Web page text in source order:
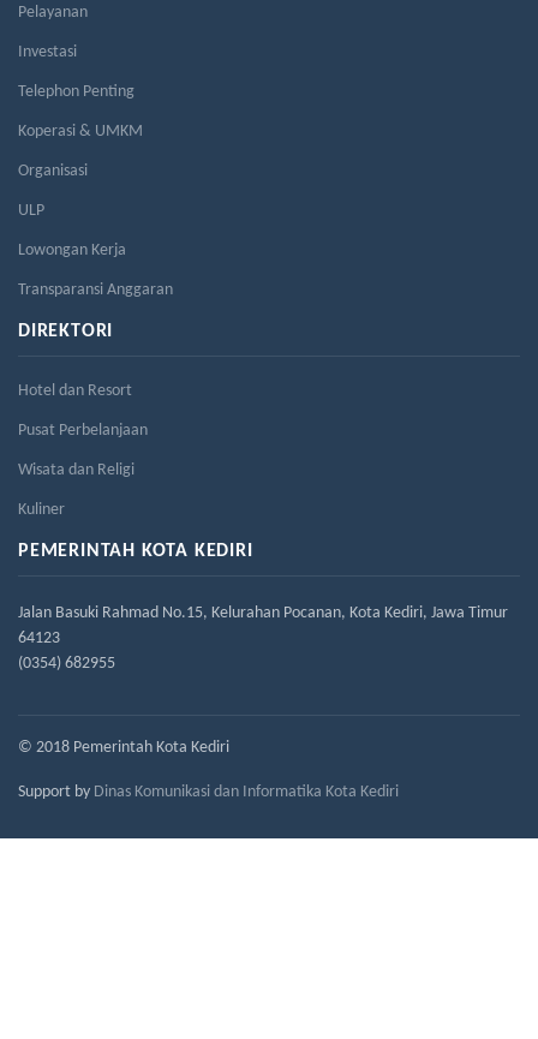
Pelayanan
Investasi
Telephon Penting
Koperasi & UMKM
Organisasi
ULP
Lowongan Kerja
Transparansi Anggaran
DIREKTORI
Hotel dan Resort
Pusat Perbelanjaan
Wisata dan Religi
Kuliner
PEMERINTAH KOTA KEDIRI
Jalan Basuki Rahmad No.15, Kelurahan Pocanan, Kota Kediri, Jawa Timur
64123
(0354) 682955
© 2018 Pemerintah Kota Kediri
Support by Dinas Komunikasi dan Informatika Kota Kediri